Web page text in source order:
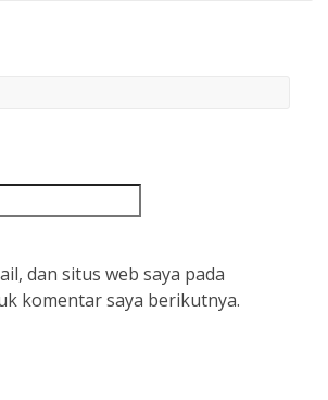
dan situs web saya pada
komentar saya berikutnya.